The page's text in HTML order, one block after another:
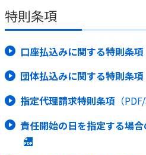
特則条項
口座払込みに関する特則条項
団体払込みに関する特則条項
指定代理請求特則条項 （
責任開始の日を指定する場